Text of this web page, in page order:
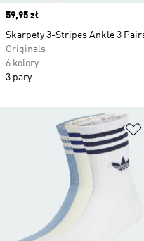
Price
59,95 zł
Skarpety 3-Stripes Ankle 3
Originals
6 kolory
3 pary